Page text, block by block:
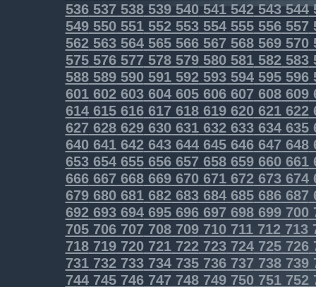
536537538539540541542543544
549550551552553554555556557
562563564565566567568569570
575576577578579580581582583
588589590591592593594595596
601602603604605606607608609
614615616617618619620621622
627628629630631632633634635
640641642643644645646647648
653654655656657658659660661
666667668669670671672673674
679680681682683684685686687
692693694695696697698699700
705706707708709710711712713
718719720721722723724725726
731732733734735736737 738739
744745746747748749750751752